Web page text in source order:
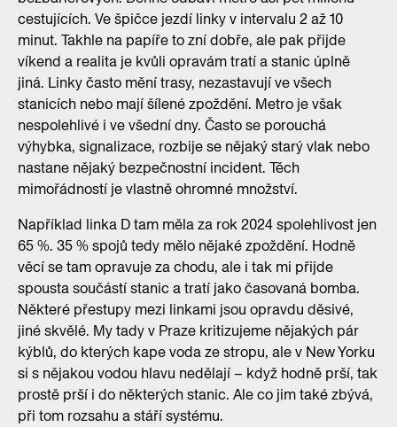
cestujících. Ve špičce jezdí linky v intervalu 2 až 10
minut. Takhle na papíře to zní dobře, ale pak přijde
víkend a realita je kvůli opravám tratí a stanic úplně
jiná. Linky často mění trasy, nezastavují ve všech
stanicích nebo mají šílené zpoždění. Metro je však
nespolehlivé i ve všední dny. Často se porouchá
výhybka, signalizace, rozbije se nějaký starý vlak nebo
nastane nějaký bezpečnostní incident. Těch
mimořádností je vlastně ohromné množství.
Například linka D tam měla za rok 2024 spolehlivost jen
65 %. 35 % spojů tedy mělo nějaké zpoždění. Hodně
věcí se tam opravuje za chodu, ale i tak mi přijde
spousta součástí stanic a tratí jako časovaná bomba.
Některé přestupy mezi linkami jsou opravdu děsivé,
jiné skvělé. My tady v Praze kritizujeme nějakých pár
kýblů, do kterých kape voda ze stropu, ale v New Yorku
si s nějakou vodou hlavu nedělají – když hodně prší, tak
prostě prší i do některých stanic. Ale co jim také zbývá,
při tom rozsahu a stáří systému.